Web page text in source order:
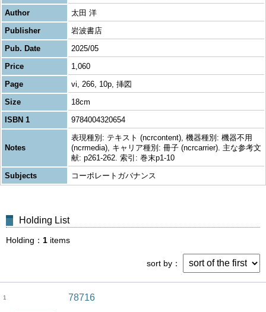
Author
太田 洋
Publisher
岩波書店
Pub. Date
2025/05
Price
1,060
Page
vi, 266, 10p, 挿図
Size
18cm
ISBN 1
9784004320654
Notes
表現種別: テキスト (ncrcontent), 機器種別: 機器不用
(ncrmedia), キャリア種別: 冊子 (ncrcarrier). 主な参考文
献: p261-262. 索引: 巻末p1-10
Subjects
コーポレートガバナンス
Holding List
Holding 1 items
sort by
1 78716